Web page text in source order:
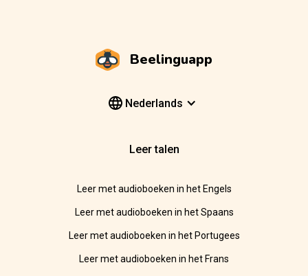
Beelinguapp
Nederlands
Leer talen
Leer met audioboeken in het Engels
Leer met audioboeken in het Spaans
Leer met audioboeken in het Portugees
Leer met audioboeken in het Frans